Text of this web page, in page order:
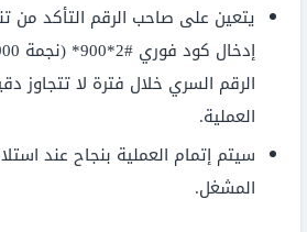
يتعين على صاحب الرقم التأكد من
الرقم السري خلال فترة لا تتجاوز
العملية.
سيتم إتمام العملية بنجاح عند
المشغل.